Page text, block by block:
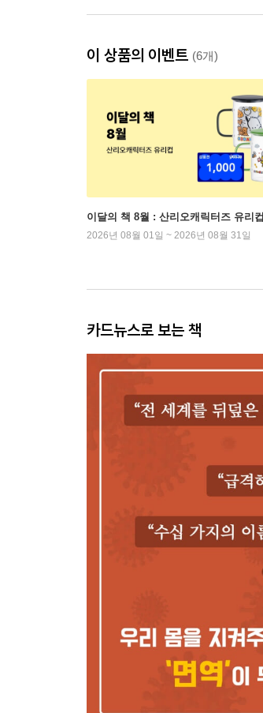
이 상품의 이벤트 (6개)
이달의 책 8월 : 산리오캐릭터즈 유리컵
2026년 08월 01일 ~ 2026년 08월 31일
카드뉴스로 보는 책